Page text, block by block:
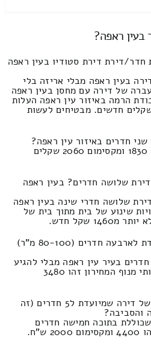
בעין ראפה?
דירת דירת סטודיו בעין ראפה
בעין ראפה מבלי אריזה בלי
של דירה עם מחסן בעין ראפה
הרמה באיזור עין ראפה העלות
1190 ולא יותר מ# 480 שקלים חדשים. מבטיחים לעשות
חדרים באיזור עין ראפה?
העלות באיזור עין ראפה הינו 1830 ומקסימום 2060 שקלים
שלושה חדרים? בעין ראפה
שלושה חדרי שינה בעין ראפה
שינוע של בית מתוך בית של
מה מחיר הובלת דירה שמיועדת לארבעה חדרים (80-100 מ"ר)
שינוע של חפצים של 4 חדרים בעיר עין ראפה מבלי להגיע
למצב של פירוק ואריזה ושירותי מנוף המחירון זהו 3480
מה יעלה העברה של פריטים של דירה שמיועדת ל5 חדרים (זה
בתוכה חמישה חדרים